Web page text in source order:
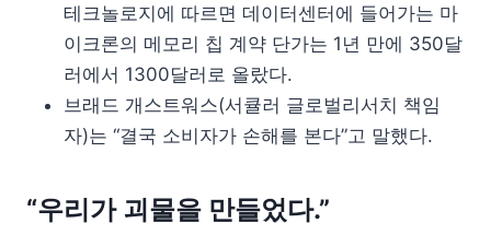
테크놀로지에 따르면 데이터센터에 들어가는 마
이크론의 메모리 칩 계약 단가는 1년 만에 350달
러에서 1300달러로 올랐다.
브래드 개스트워스(서큘러 글로벌리서치 책임
자)는 “결국 소비자가 손해를 본다”고 말했다.
“우리가 괴물을 만들었다.”